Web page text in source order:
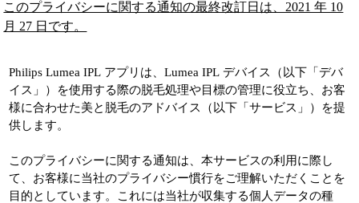
このプライバシーに関する通知の最終改訂日は、2021 年 10
月 27 日です。
Philips Lumea IPL アプリは、Lumea IPL デバイス（以下「デバ
イス」）を使用する際の脱毛処理や目標の管理に役立ち、お客
様に合わせた美と脱毛のアドバイス（以下「サービス」）を提
供します。
このプライバシーに関する通知は、本サービスの利用に際し
て、お客様に当社のプライバシー慣行をご理解いただくことを
目的としています。これには当社が収集する個人データの種